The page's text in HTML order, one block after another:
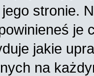
stronie.
je
jakie
na